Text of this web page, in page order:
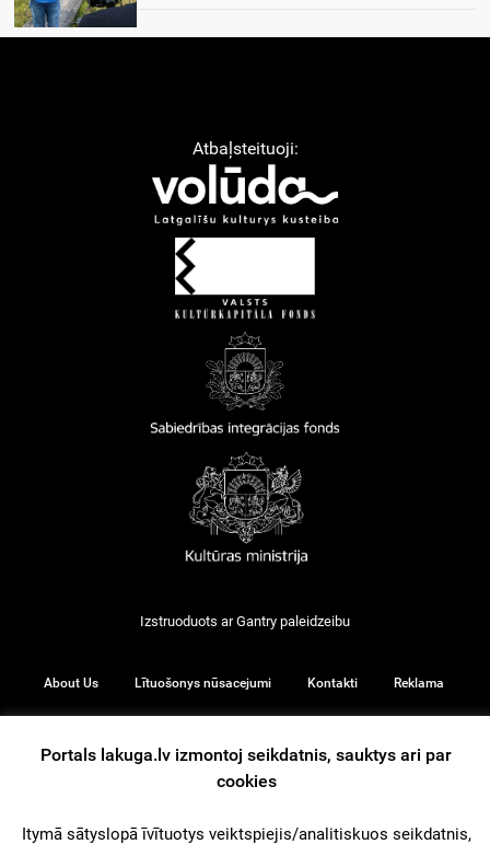
Atbaļsteituoji:
Izstruoduots arGantry paleidzeibu
About Us Lītuošonys nūsacejumi Kontakti Reklama
© 2026
Portals lakuga.lv izmontoj seikdatnis, sauktys ari par
cookies
Itymā sātyslopā īvītuotys veiktspiejis/analitiskuos seikdatnis,